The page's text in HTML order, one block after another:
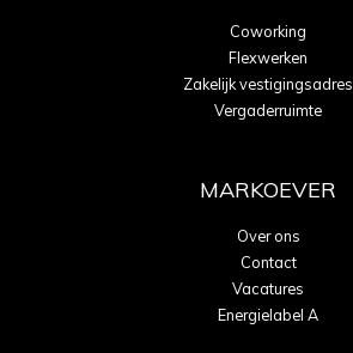
Coworking
Flexwerken
Zakelijk vestigingsadres
Vergaderruimte
MARKOEVER
Over ons
Contact
Vacatures
Energielabel A